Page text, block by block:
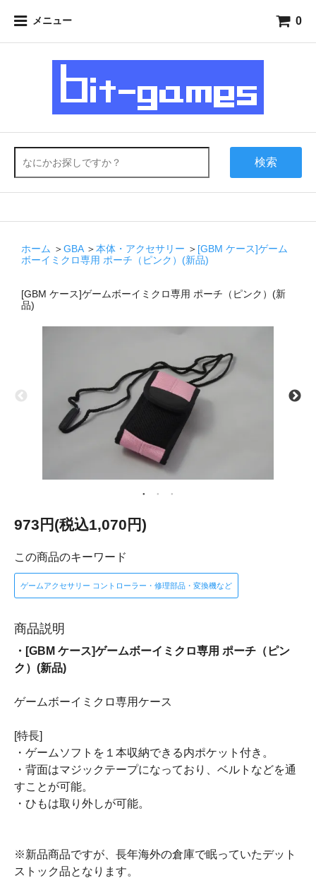
メニュー 0
検索
ホーム ＞GBA ＞本体・アクセサリー ＞ [GBM ケース]ゲーム
ボーイミクロ専用 ポーチ（ピンク）(新品)
[GBM ケース]ゲームボーイミクロ専用 ポーチ（ピンク）(新
品)
973円(税込1,070円)
この商品のキーワード
ゲームアクセサリー コントローラー・修理部品・変換機など
商品説明
・[GBM ケース]ゲームボーイミクロ専用 ポーチ（ピン
ク）(新品)
ゲームボーイミクロ専用ケース
[特長]
・ゲームソフトを１本収納できる内ポケット付き。
・背面はマジックテープになっており、ベルトなどを通
すことが可能。
・ひもは取り外しが可能。
※新品商品ですが、長年海外の倉庫で眠っていたデット
ストック品となります。